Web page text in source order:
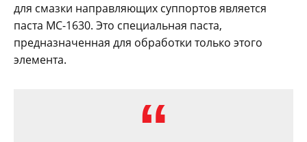
для смазки направляющих суппортов является
паста МС-1630. Это специальная паста,
предназначенная для обработки только этого
элемента.